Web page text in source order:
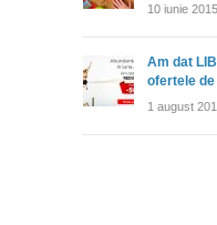
10 iunie 2015
Am dat
ofertele
1 august